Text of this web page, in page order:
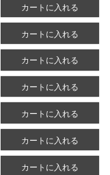
カートに入れる
カートに入れる
カートに入れる
カートに入れる
カートに入れる
カートに入れる
カートに入れる